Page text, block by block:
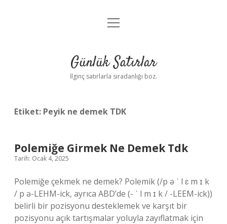
Anasayfa
Yasal Uyarı
menüyü
Günlük Satırlar
İlginç satırlarla sıradanlığı boz.
Etiket: Peyik ne demek TDK
Polemiğe Girmek Ne Demek Tdk
Tarih: Ocak 4, 2025
Polemiğe çekmek ne demek? Polemik (/p ə ˈ l ɛ m ɪ k
/ p ə-LEHM-ick, ayrıca ABD’de (- ˈ l m ɪ k / -⁠LEEM-ick))
belirli bir pozisyonu desteklemek ve karşıt bir
pozisyonu açık tartışmalar yoluyla zayıflatmak için